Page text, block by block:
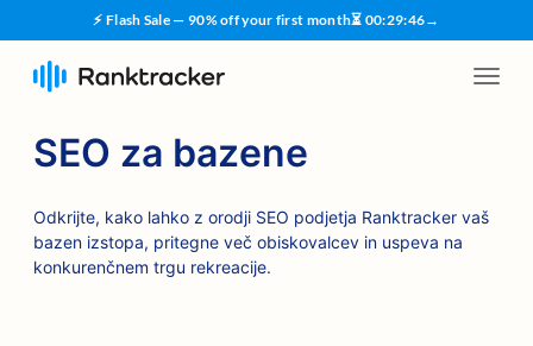
⚡ Flash Sale — 90% off your first month⏳ 00:29:45→
SEO za bazene
Odkrijte, kako lahko z orodji SEO podjetja Ranktracker vaš
bazen izstopa, pritegne več obiskovalcev in uspeva na
konkurenčnem trgu rekreacije.